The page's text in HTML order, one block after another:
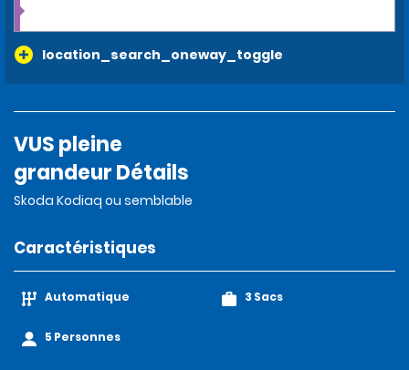
location_search_oneway_toggle
VUS pleine
grandeur Détails
Skoda Kodiaq ou semblable
Caractéristiques
Automatique
5 Personnes
3 Sacs